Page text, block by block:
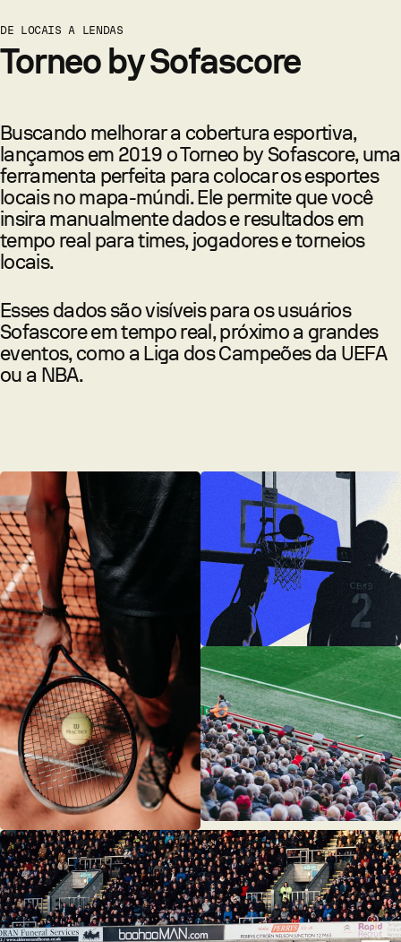
DE LOCAIS A LENDAS
Torneo by Sofascore
Buscando melhorar a cobertura esportiva,
lançamos em 2019 o Torneo by Sofascore, uma
ferramenta perfeita para colocar os esportes
locais no mapa-múndi. Ele permite que você
insira manualmente dados e resultados em
tempo real para times, jogadores e torneios
locais.
Esses dados são visíveis para os usuários
Sofascore em tempo real, próximo a grandes
eventos, como a Liga dos Campeões da UEFA
ou a NBA.